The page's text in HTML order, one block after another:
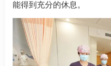
能得到充分的休息。